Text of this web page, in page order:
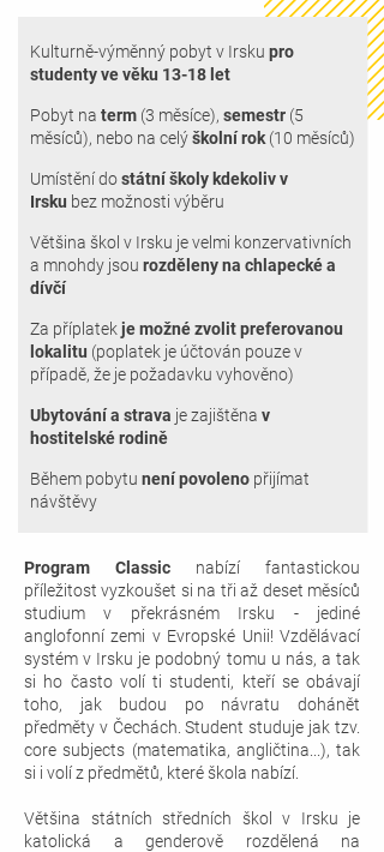
Kulturně-výměnný pobyt v Irsku pro
studenty ve věku 13-18 let
Pobyt na term (3 měsíce), semestr (5
měsíců), nebo na celýškolnírok (10 měsíců)
Umístění dostátníškoly kdekoliv v
Irsku bez možnosti výběru
Většina škol v Irsku je velmi konzervativních
a mnohdy jsou rozděleny na chlapecké a
dívčí
Za příplatekje možné zvol it preferovanou
lokalitu (poplatek je účtován pouze v
případě, že je požadavku vyhověno)
Ubytování a strava je zajištěna v
hostitelské rodině
Během pobytu není povoleno přijímat
návštěvy
Program Classic nabízí fantastickou
příležitost vyzkoušet si na tři až deset měsíců
studium v překrásném Irsku - jediné
anglofonní zemi v Evropské Unii! Vzdělávací
systém v Irsku je podobný tomu u nás, a tak
si ho často volí ti studenti, kteří se obávají
toho, jak budou po návratu dohánět
předměty v Čechách. Student studuje jak tzv.
core subjects (matematika, angličtina...), tak
si i volí z předmětů, které škola nabízí.
Většina státních středních škol v Irsku je
katolická a genderově rozdělená na